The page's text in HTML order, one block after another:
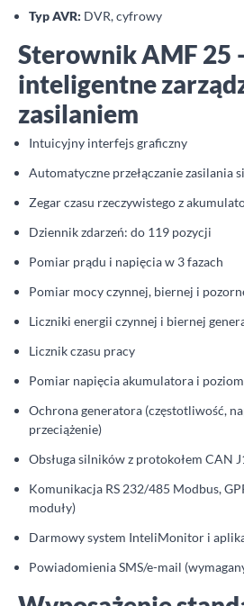
Typ AVR: DVR, cyfrowy
Sterownik AMF 25
inteligentne
zasilaniem
Intuicyjny interfejs graficzny
Automatyczne przełączanie zasilania
Zegar czasu rzeczywistego z
Dziennik zdarzeń: do 119 pozycji
Pomiar prądu i napięcia w 3 fazach
Pomiar mocy czynnej, biernej i
Liczniki energii czynnej i biernej
Licznik czasu pracy
Pomiar napięcia akumulatora i
Ochrona generatora (częstotliwość,
przeciążenie)
Obsługa silników z protokołem CAN
Komunikacja RS 232/485 Modbus,
moduły)
Darmowy system InteliMonitor i
Powiadomienia SMS/e-mail